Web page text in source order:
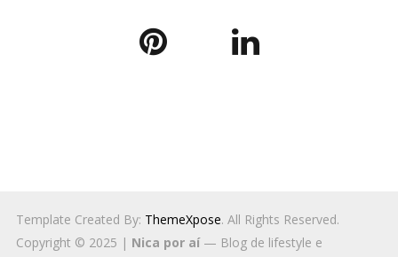
Template Created By: ThemeXpose. All Rights Reserved.
Copyright © 2025 | Nica por aí— Blog de lifestyle e